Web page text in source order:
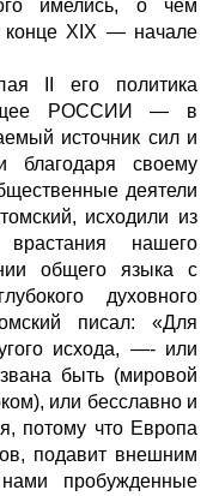
имелись, о чем
конце XIX — начале
II его политика
РОССИИ — в
источник сил и
благодаря своему
деятели
исходили из
врастания нашего
общего языка с
духовного
писал: «Для
исхода, —- или
быть (мировой
или бесславно и
потому что Европа
подавит внешним
пробужденные